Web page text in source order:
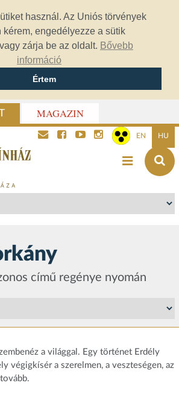
használ. Az Uniós törvények
kérem, engedélyezze a sütik
zárja be az oldalt. Bővebb
információ
Értem
MAGAZIN
EN HU
című regénye nyomán
a világgal. Egy történet Erdély
végigkísér a szerelmen, a veszteségen, az